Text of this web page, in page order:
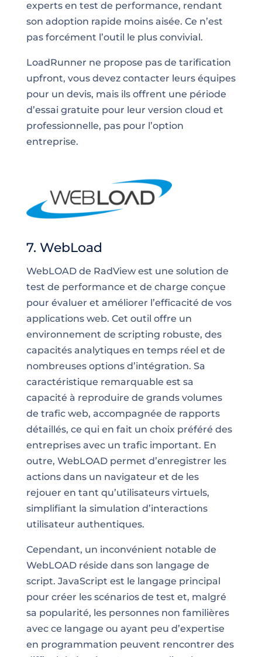
experts en test de performance, rendant
son adoption rapide moins aisée. Ce n’est
pas forcément l’outil le plus convivial.
LoadRunner ne propose pas de tarification
upfront, vous devez contacter leurs équipes
pour un devis, mais ils offrent une période
d’essai gratuite pour leur version cloud et
professionnelle, pas pour l’option
entreprise.
7. WebLoad
WebLOAD de RadView est une solution de
test de performance et de charge conçue
pour évaluer et améliorer l’efficacité de vos
applications web. Cet outil offre un
environnement de scripting robuste, des
capacités analytiques en temps réel et de
nombreuses options d’intégration. Sa
caractéristique remarquable est sa
capacité à reproduire de grands volumes
de trafic web, accompagnée de rapports
détaillés, ce qui en fait un choix préféré des
entreprises avec un trafic important. En
outre, WebLOAD permet d’enregistrer les
actions dans un navigateur et de les
rejouer en tant qu’utilisateurs virtuels,
simplifiant la simulation d’interactions
utilisateur authentiques.
Cependant, un inconvénient notable de
WebLOAD réside dans son langage de
script. JavaScript est le langage principal
pour créer les scénarios de test et, malgré
sa popularité, les personnes non familières
avec ce langage ou ayant peu d’expertise
en programmation peuvent rencontrer des